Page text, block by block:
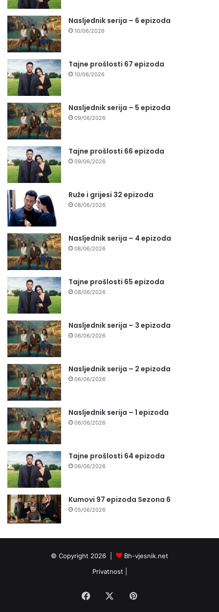
Nasljednik serija – 6 epizoda
10/06/2026
Tajne prošlosti 67 epizoda
10/06/2026
Nasljednik serija – 5 epizoda
09/06/2026
Tajne prošlosti 66 epizoda
09/06/2026
Ruže i grijesi 32 epizoda
08/06/2026
Nasljednik serija – 4 epizoda
08/06/2026
Tajne prošlosti 65 epizoda
08/06/2026
Nasljednik serija – 3 epizoda
06/06/2026
Nasljednik serija – 2 epizoda
06/06/2026
Nasljednik serija – 1 epizoda
06/06/2026
Tajne prošlosti 64 epizoda
06/06/2026
Kumovi 97 epizoda Sezona 6
05/06/2026
© Copyright 2026 |
Bh-vjesnik.net
Privatnost
Facebook Pinterest